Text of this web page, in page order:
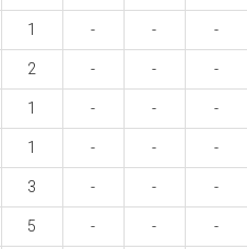
1 - - -
2 - - -
1 - - -
1 - - -
3 - - -
5 - - -